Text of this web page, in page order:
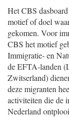
Het CBS
motief of doel
gekomen. Voor
CBS het motief
Immigratie- en
de EFTA-landen
Zwitserland)
deze migranten
activiteiten die de
Nederland